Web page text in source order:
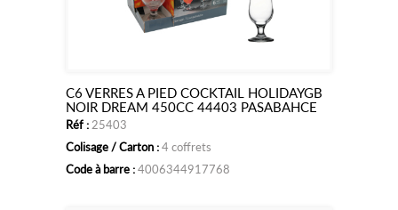
Ajouter
panier
C6 VERRES A PIED COCKTAIL HOLIDAYGB
NOIR DREAM 450CC 44403 PASABAHCE
Réf : 25403
Colisage / Carton :4 coffrets
Code à barre :4006344917768